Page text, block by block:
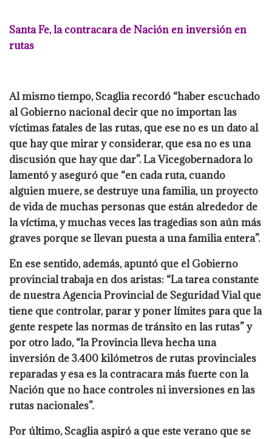
Santa Fe, la contracara de Nación en inversión en
rutas
Al mismo tiempo, Scaglia recordó “haber escuchado
al Gobierno nacional decir que no importan las
víctimas fatales de las rutas, que ese no es un dato al
que hay que mirar y considerar, que esa no es una
discusión que hay que dar”. La Vicegobernadora lo
lamentó y aseguró que “en cada ruta, cuando
alguien muere, se destruye una familia, un proyecto
de vida de muchas personas que están alrededor de
la víctima, y muchas veces las tragedias son aún más
graves porque se llevan puesta a una familia entera”.
En ese sentido, además, apuntó que el Gobierno
provincial trabaja en dos aristas: “La tarea constante
de nuestra Agencia Provincial de Seguridad Vial que
tiene que controlar, parar y poner límites para que la
gente respete las normas de tránsito en las rutas” y
por otro lado, “la Provincia lleva hecha una
inversión de 3.400 kilómetros de rutas provinciales
reparadas y esa es la contracara más fuerte con la
Nación que no hace controles ni inversiones en las
rutas nacionales”.
Por último, Scaglia aspiró a que este verano que se